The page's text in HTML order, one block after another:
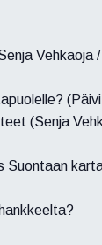
Vehkaoja
(Senja
Suontaan